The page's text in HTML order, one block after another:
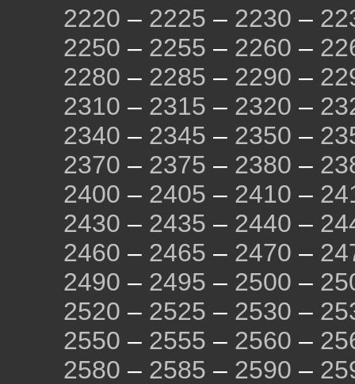
2220 – 2225 – 2230 –
2250 – 2255 – 2260 –
2280 – 2285 – 2290 –
2310 – 2315 – 2320 –
2340 – 2345 – 2350 –
2370 – 2375 – 2380 –
2400 – 2405 – 2410 –
2430 – 2435 – 2440 –
2460 – 2465 – 2470 –
2490 – 2495 – 2500 –
2520 – 2525 – 2530 –
2550 – 2555 – 2560 –
2580 – 2585 – 2590 –